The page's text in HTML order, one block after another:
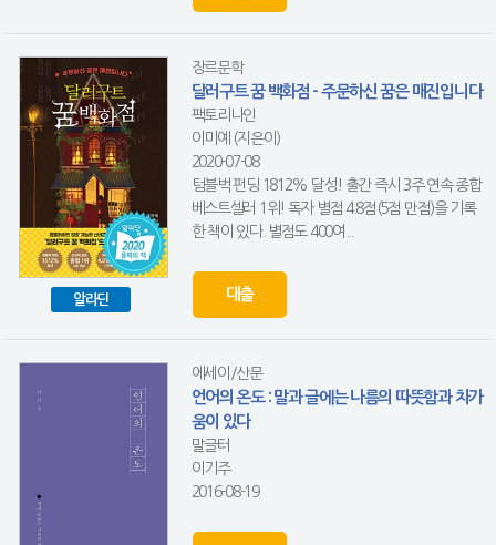
알라딘
장르문학
달러구트 꿈 백화점 - 주문하신 꿈은 매진입니다
팩토리나인
이미예 (지은이)
2020-07-08
텀블벅 펀딩 1812% 달성! 출간 즉시 3주 연속 종합
베스트셀러 1위! 독자 별점 4.8점(5점 만점)을 기록
한 책이 있다. 별점도 400여...
대출
에세이/산문
언어의 온도 : 말과 글에는 나름의 따뜻함과 차가
움이 있다
말글터
이기주
2016-08-19